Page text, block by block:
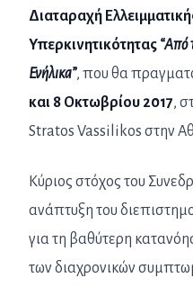
Διαταραχή
Υπερκινητικότητας “Από
Ενήλικα”, που θα
και 8 Οκτωβρίου 2017,
Stratos Vassilikos στην
Κύριος στόχος του
ανάπτυξη του
για τη βαθύτερη
των διαχρονικών